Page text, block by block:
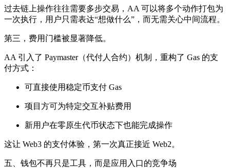
过去链上操作往往需要多步交易，AA 可以将多个动作打包为
一次执行，用户只需表达“想做什么”，而无需关心中间流程。
第三，费用门槛被显著降低。
AA 引入了 Paymaster（代付人合约）机制，重构了 Gas 的支
付方式：
可直接使用稳定币支付 Gas
项目方可为特定交互补贴费用
新用户在零原生代币状态下也能完成操作
这让 Web3 的支付体验，第一次真正接近 Web2。
五、钱包不再只是工具，而是应用入口的竞争场